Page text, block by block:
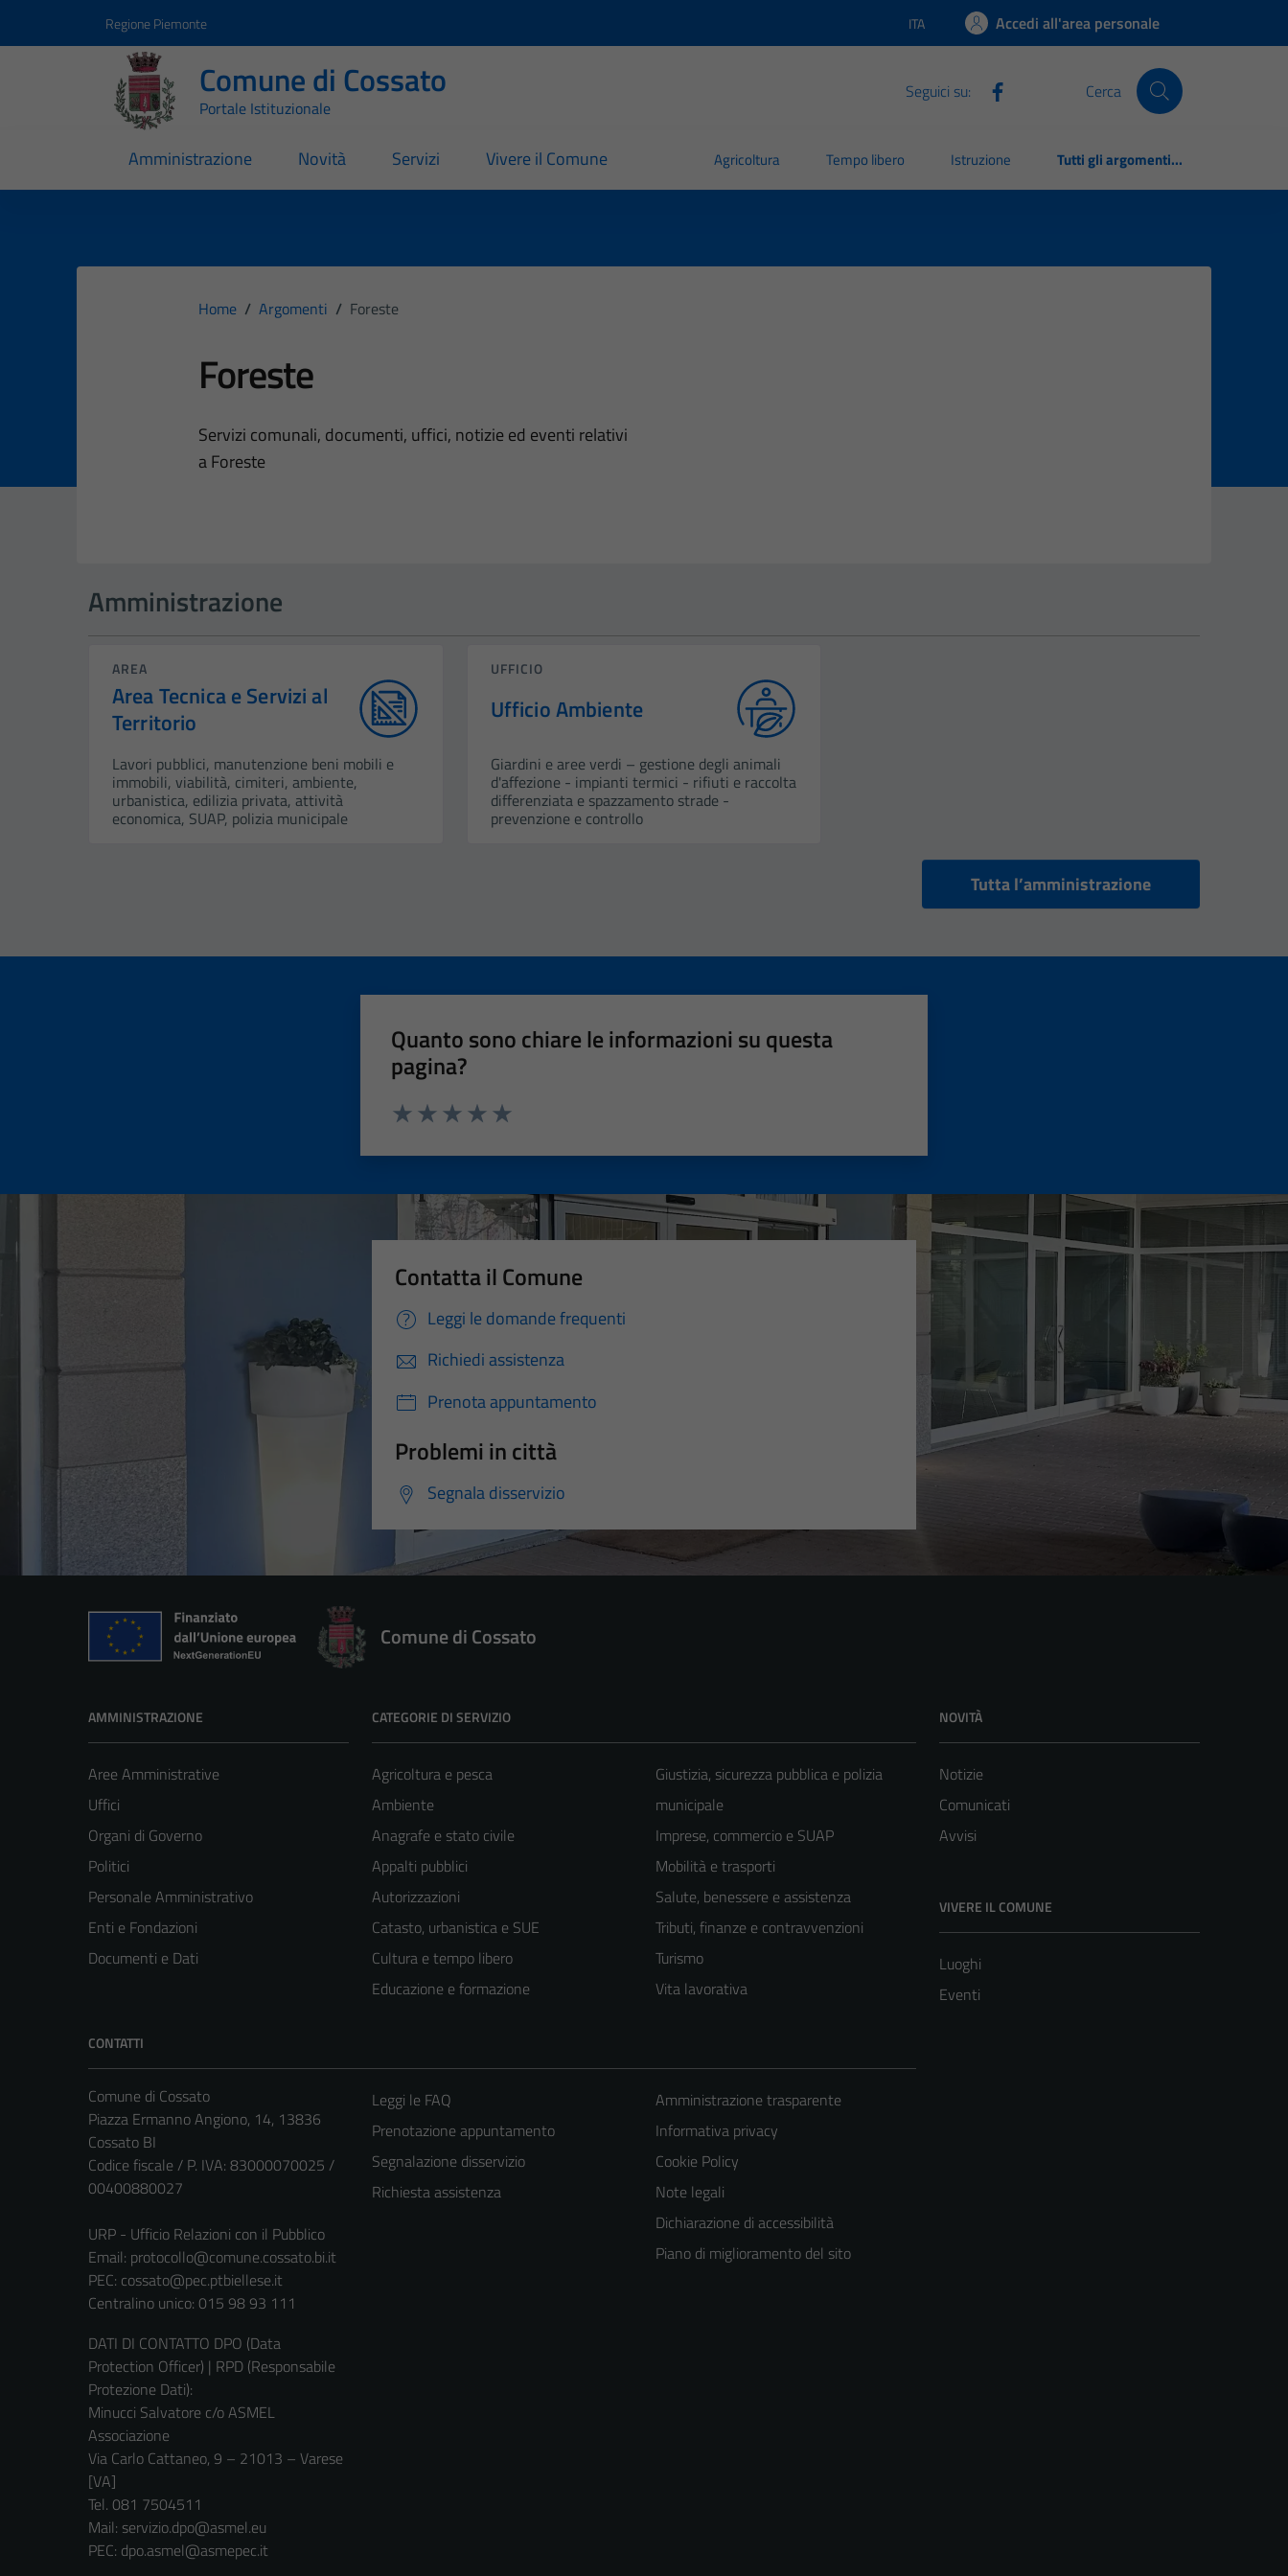
Regione Piemonte Lingua attiva:
ITA Accedi all'area personale
Comune di Cossato
Portale Istituzionale
Seguici su: Cerca
Amministrazione Novità Servizi Vivere il Comune Agricoltura Tempo libero Istruzione Tutti gli argomenti...
Home / Argomenti / Foreste
Foreste
Dettagli dell'argomento
Servizi comunali, documenti, uffici, notizie ed eventi relativi
a Foreste
Amministrazione
AREA
Area Tecnica e Servizi al
Territorio
Lavori pubblici, manutenzione beni mobili e
immobili, viabilità, cimiteri, ambiente,
urbanistica, edilizia privata, attività
economica, SUAP, polizia municipale
UFFICIO
Ufficio Ambiente
Giardini e aree verdi – gestione degli animali
d'affezione - impianti termici - rifiuti e raccolta
differenziata e spazzamento strade -
prevenzione e controllo
Tutta l’amministrazione
Quanto sono chiare le informazioni su questa
pagina?
Contatta il Comune
Leggi le domande frequenti
Richiedi assistenza
Prenota appuntamento
Problemi in città
Segnala disservizio
Comune di Cossato
AMMINISTRAZIONE
Aree Amministrative
Uffici
Organi di Governo
Politici
Personale Amministrativo
Enti e Fondazioni
Documenti e Dati
CATEGORIE DI SERVIZIO
Agricoltura e pesca
Ambiente
Anagrafe e stato civile
Appalti pubblici
Autorizzazioni
Catasto, urbanistica e SUE
Cultura e tempo libero
Educazione e formazione
Giustizia, sicurezza pubblica e polizia
municipale
Imprese, commercio e SUAP
Mobilità e trasporti
Salute, benessere e assistenza
Tributi, finanze e contravvenzioni
Turismo
Vita lavorativa
NOVITÀ
Notizie
Comunicati
Avvisi
VIVERE IL COMUNE
Luoghi
Eventi
CONTATTI
Comune di Cossato
Piazza Ermanno Angiono, 14, 13836
Cossato BI
Codice fiscale / P. IVA: 83000070025 /
00400880027
URP - Ufficio Relazioni con il Pubblico
Email: protocollo@comune.cossato.bi.it
PEC: cossato@pec.ptbiellese.it
Centralino unico: 015 98 93 111
DATI DI CONTATTO DPO (Data
Protection Officer) | RPD (Responsabile
Protezione Dati):
Minucci Salvatore c/o ASMEL
Associazione
Via Carlo Cattaneo, 9 – 21013 – Varese
[VA]
Tel. 081 7504511
Mail: servizio.dpo@asmel.eu
PEC: dpo.asmel@asmepec.it
Leggi le FAQ
Prenotazione appuntamento
Segnalazione disservizio
Richiesta assistenza
Amministrazione trasparente
Informativa privacy
Cookie Policy
Note legali
Dichiarazione di accessibilità
Piano di miglioramento del sito